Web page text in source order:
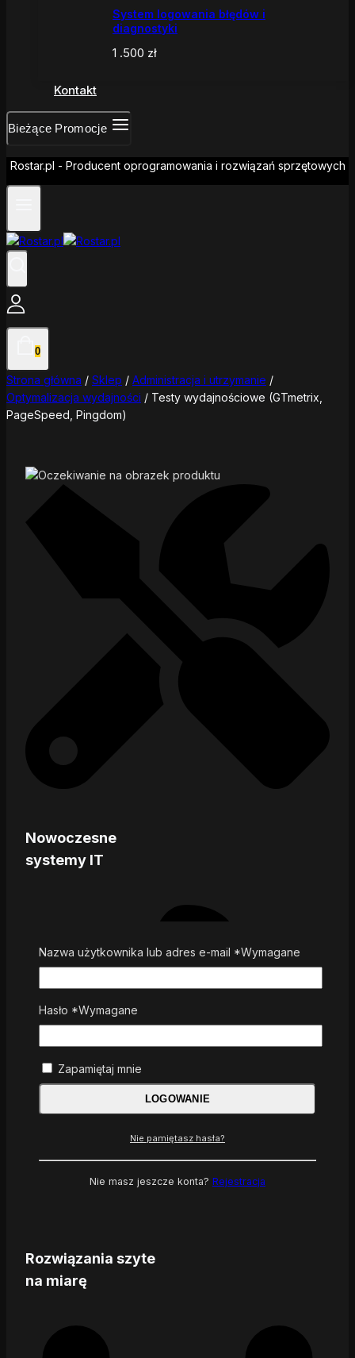
System logowania błędów i
diagnostyki
1 .500 zł
Kontakt
Bieżące Promocje
Rostar.pl - Producent oprogramowania i rozwiązań sprzętowych
0
Strona główna / Sklep / Administracja i utrzymanie /
Optymalizacja wydajności / Testy wydajnościowe (GTmetrix,
PageSpeed, Pingdom)
Nowoczesne
systemy IT
Rozwiązania szyte
na miarę
Nazwa użytkownika lub adres e-mail *Wymagane
Hasło *Wymagane
Zapamiętaj mnie
LOGOWANIE
Nie pamiętasz hasła?
Nie masz jeszcze konta? Rejestracja